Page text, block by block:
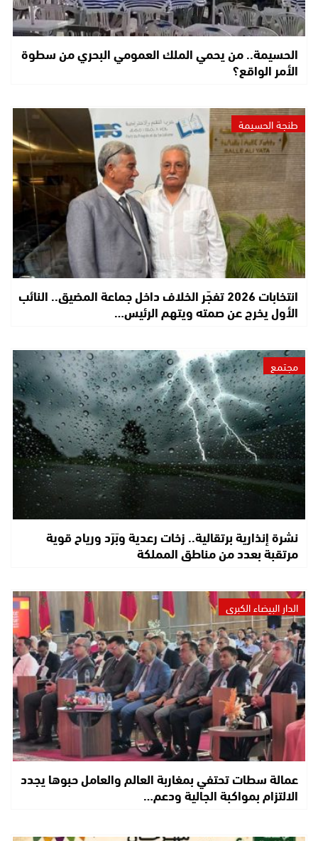
الحسيمة.. من يحمي الملك العمومي البحري من سطوة
الأمر الواقع؟
طنجة الحسيمة
انتخابات 2026 تفجّر الخلاف داخل جماعة المضيق.. النائب
الأول يخرج عن صمته ويتهم الرئيس…
مجتمع
نشرة إنذارية برتقالية.. زخات رعدية وبَرَد ورياح قوية
مرتقبة بعدد من مناطق المملكة
الدار البيضاء الكبرى
عمالة سطات تحتفي بمغاربة العالم والعامل حبوها يجدد
الالتزام بمواكبة الجالية ودعم…